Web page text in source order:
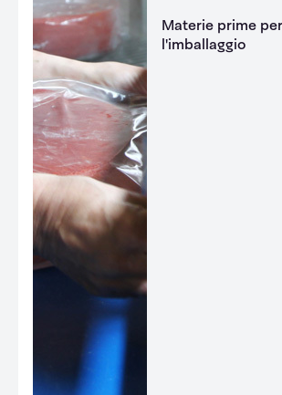
Materie prime per
l'imballaggio